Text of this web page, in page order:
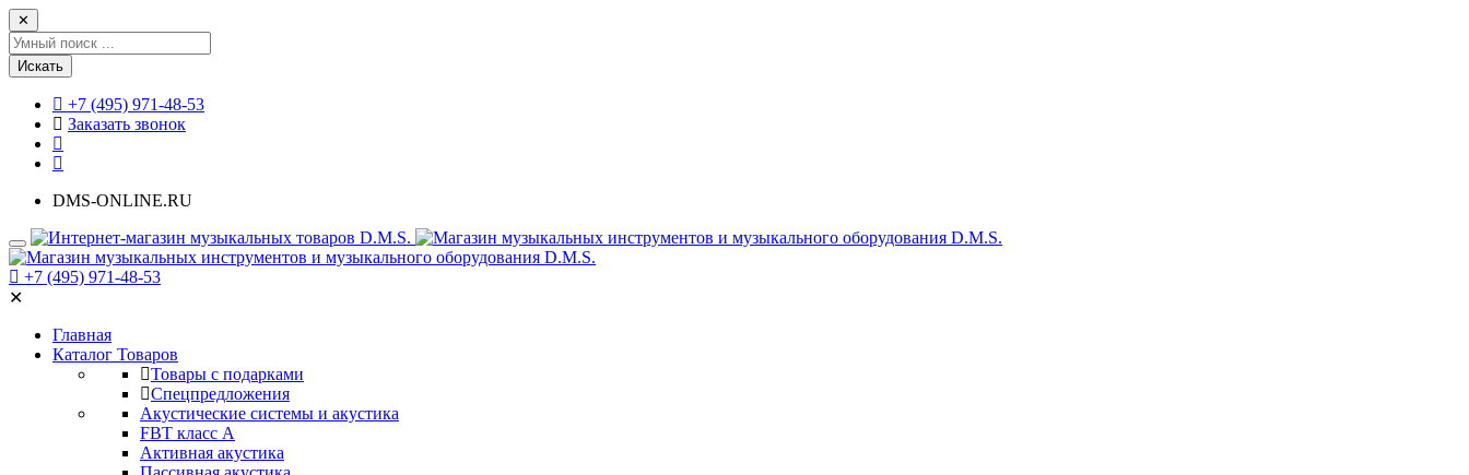
✕
Искать
+7 (495) 971-48-53
Заказать звонок
DMS-ONLINE.RU
+7 (495) 971-48-53
✕
Главная
Каталог Товаров
Товары с подарками
Спецпредложения
Акустические системы и акустика
FBT класс А
Активная акустика